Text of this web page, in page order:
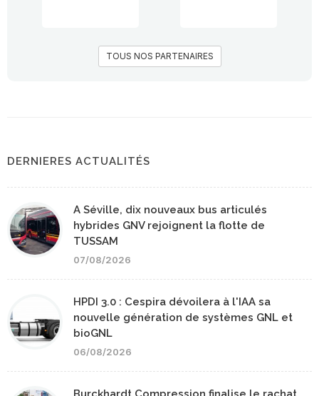
TOUS NOS PARTENAIRES
DERNIERES ACTUALITÉS
A Séville, dix nouveaux bus articulés
hybrides GNV rejoignent la flotte de
TUSSAM
07/08/2026
HPDI 3.0 : Cespira dévoilera à l'IAA sa
nouvelle génération de systèmes GNL et
bioGNL
06/08/2026